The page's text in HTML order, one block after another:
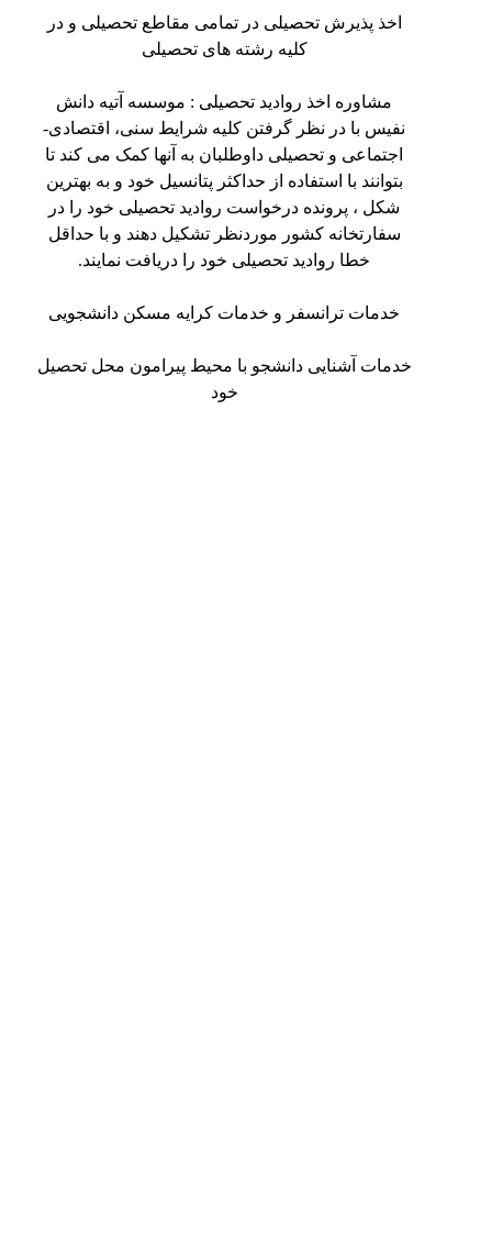
اخذ پذیرش تحصیلی در تمامی مقاطع تحصیلی و در
کلیه رشته های تحصیلی
مشاوره اخذ روادید تحصیلی : موسسه آتیه دانش
نفیس با در نظر گرفتن کلیه شرایط سنی، اقتصادی-
اجتماعی و تحصیلی داوطلبان به آنها کمک می کند تا
بتوانند با استفاده از حداکثر پتانسیل خود و به بهترین
شکل ، پرونده درخواست روادید تحصیلی خود را در
سفارتخانه کشور موردنظر تشکیل دهند و با حداقل
خطا روادید تحصیلی خود را دریافت نمایند.
خدمات ترانسفر و خدمات کرایه مسکن دانشجویی
خدمات آشنایی دانشجو با محیط پیرامون محل تحصیل
خود